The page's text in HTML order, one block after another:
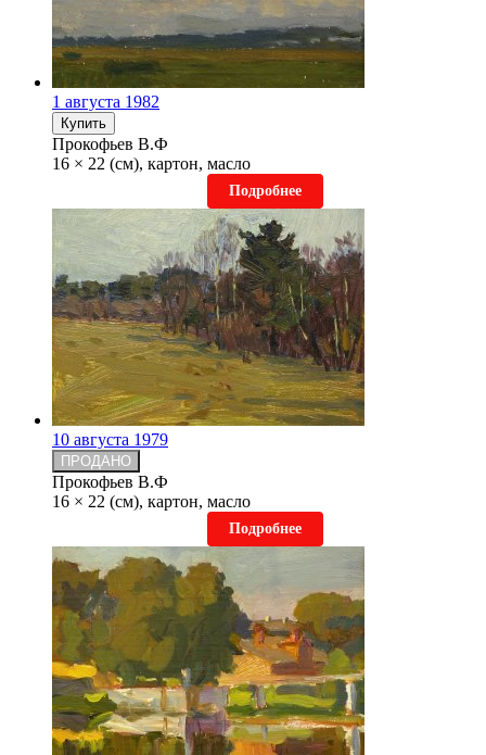
1 августа 1982
Купить
Прокофьев В.Ф
16 × 22 (см), картон, масло
Подробнее
10 августа 1979
ПРОДАНО
Прокофьев В.Ф
16 × 22 (см), картон, масло
Подробнее